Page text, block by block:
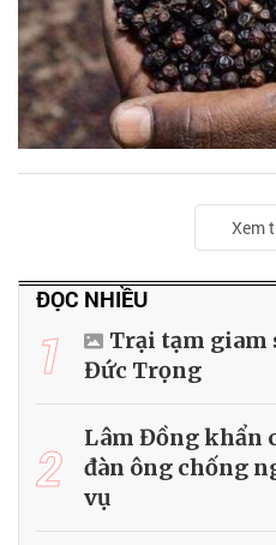
Xem
ĐỌC NHIỀU
1
Trại tạm giam
Đức Trọng
2
Lâm Đồng khẩn
đàn ông chống
vụ